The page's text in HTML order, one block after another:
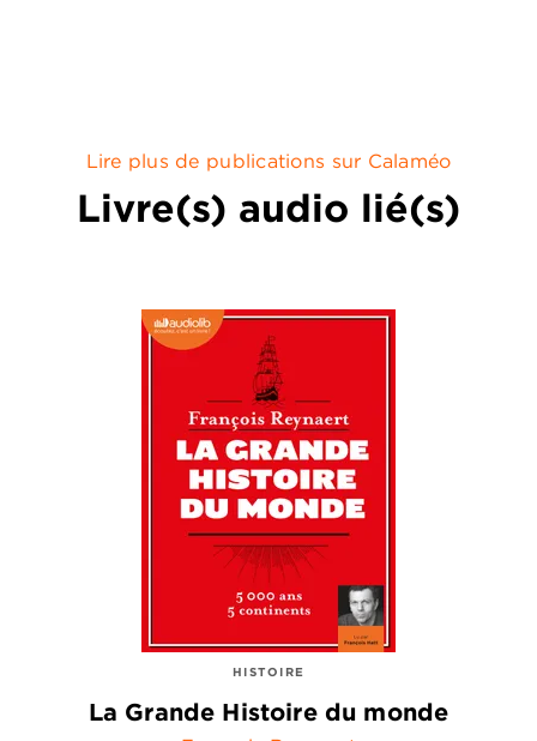
Lire plus de publications sur Calaméo
Livre(s) audio lié(s)
HISTOIRE
La Grande Histoire du monde